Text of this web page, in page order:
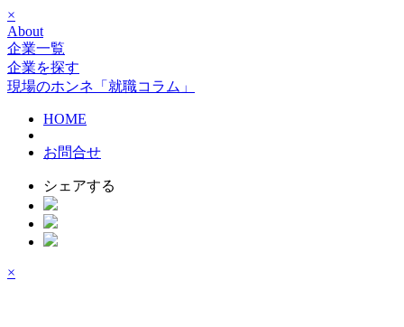
×
About
企業一覧
企業を探す
現場のホンネ「就職コラム」
HOME
お問合せ
シェアする
×